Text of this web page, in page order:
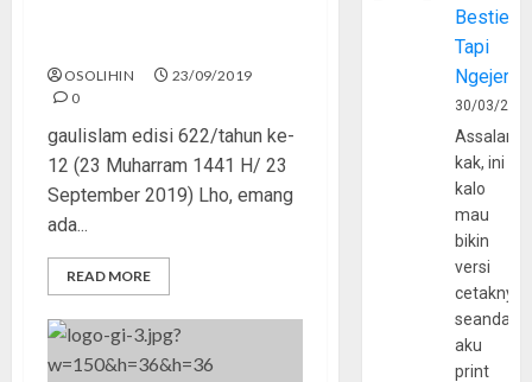
OSOLIHIN
23/09/2019
0
gaulislam edisi 622/tahun ke-
12 (23 Muharram 1441 H/ 23
September 2019) Lho, emang
ada...
READ MORE
Bestie
Tapi
30/03/
kak, ini
kalo
mau
bikin
versi
cetaknya
aku
print